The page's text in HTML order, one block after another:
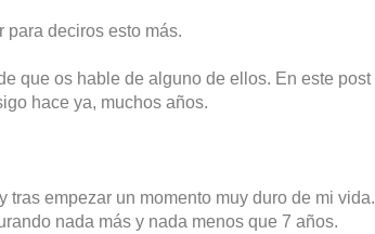
para deciros esto más.
que os hable de alguno de ellos. En este post
hace ya, muchos años.
empezar un momento muy duro de mi vida.
nada más y nada menos que 7 años.